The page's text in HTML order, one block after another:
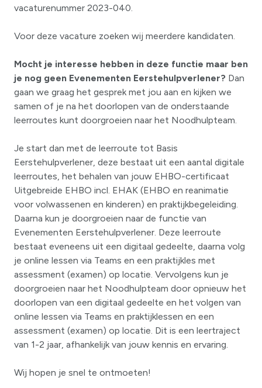
vacaturenummer 2023-040.
Voor deze vacature zoeken wij meerdere kandidaten.
Mocht je interesse hebben in deze functie maar ben
je nog geen Evenementen Eerstehulpverlener? Dan
gaan we graag het gesprek met jou aan en kijken we
samen of je na het doorlopen van de onderstaande
leerroutes kunt doorgroeien naar het Noodhulpteam.
Je start dan met de leerroute tot Basis
Eerstehulpverlener, deze bestaat uit een aantal digitale
leerroutes, het behalen van jouw EHBO-certificaat
Uitgebreide EHBO incl. EHAK (EHBO en reanimatie
voor volwassenen en kinderen) en praktijkbegeleiding.
Daarna kun je doorgroeien naar de functie van
Evenementen Eerstehulpverlener. Deze leerroute
bestaat eveneens uit een digitaal gedeelte, daarna volg
je online lessen via Teams en een praktijkles met
assessment (examen) op locatie. Vervolgens kun je
doorgroeien naar het Noodhulpteam door opnieuw het
doorlopen van een digitaal gedeelte en het volgen van
online lessen via Teams en praktijklessen en een
assessment (examen) op locatie. Dit is een leertraject
van 1-2 jaar, afhankelijk van jouw kennis en ervaring.
Wij hopen je snel te ontmoeten!